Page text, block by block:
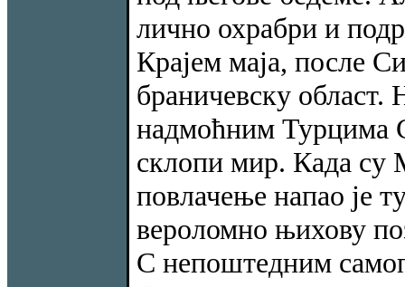
лично охрабри и
Крајем маја, после
браничевску
надмоћним Турцима
склопи мир. Када су
повлачење напао је
вероломно њихову
С непоштедним